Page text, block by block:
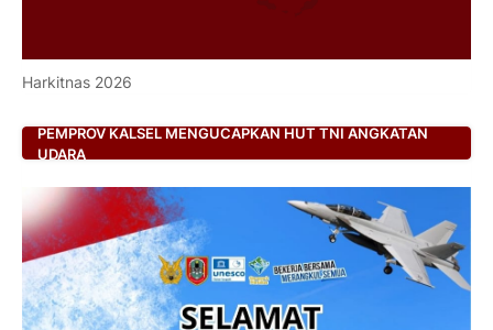
Harkitnas 2026
PEMPROV KALSEL MENGUCAPKAN HUT TNI ANGKATAN
UDARA